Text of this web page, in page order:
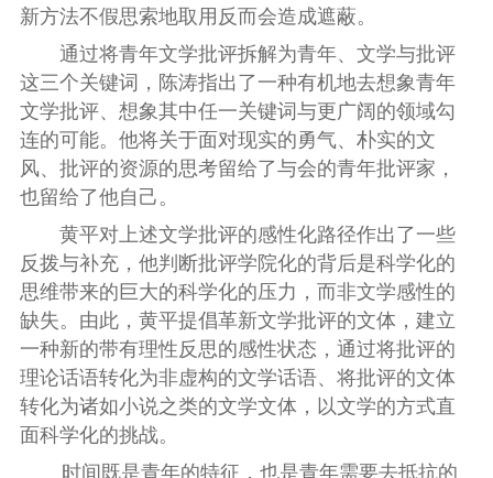
新方法不假思索地取用反而会造成遮蔽。
通过将青年文学批评拆解为青年、文学与批评
这三个关键词，陈涛指出了一种有机地去想象青年
文学批评、想象其中任一关键词与更广阔的领域勾
连的可能。他将关于面对现实的勇气、朴实的文
风、批评的资源的思考留给了与会的青年批评家，
也留给了他自己。
黄平对上述文学批评的感性化路径作出了一些
反拨与补充，他判断批评学院化的背后是科学化的
思维带来的巨大的科学化的压力，而非文学感性的
缺失。由此，黄平提倡革新文学批评的文体，建立
一种新的带有理性反思的感性状态，通过将批评的
理论话语转化为非虚构的文学话语、将批评的文体
转化为诸如小说之类的文学文体，以文学的方式直
面科学化的挑战。
时间既是青年的特征，也是青年需要去抵抗的